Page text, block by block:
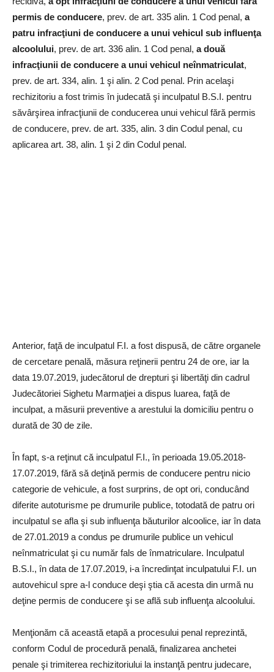
permis de conducere, prev. de art. 335 alin. 1 Cod penal, a
patru infracţiuni de conducere a unui vehicul sub influenţa
alcoolului, prev. de art. 336 alin. 1 Cod penal, a două
infracţiunii de conducere a unui vehicul neînmatriculat,
prev. de art. 334, alin. 1 şi alin. 2 Cod penal. Prin acelaşi
rechizitoriu a fost trimis în judecată şi inculpatul B.S.I. pentru
săvârşirea infracţiunii de conducerea unui vehicul fără permis
de conducere, prev. de art. 335, alin. 3 din Codul penal, cu
aplicarea art. 38, alin. 1 şi 2 din Codul penal.
Anterior, faţă de inculpatul F.I. a fost dispusă, de către organele
de cercetare penală, măsura reţinerii pentru 24 de ore, iar la
data 19.07.2019, judecătorul de drepturi şi libertăţi din cadrul
Judecătoriei Sighetu Marmaţiei a dispus luarea, faţă de
inculpat, a măsurii preventive a arestului la domiciliu pentru o
durată de 30 de zile.
În fapt, s-a reţinut că inculpatul F.I., în perioada 19.05.2018-
17.07.2019, fără să deţină permis de conducere pentru nicio
categorie de vehicule, a fost surprins, de opt ori, conducând
diferite autoturisme pe drumurile publice, totodată de patru ori
inculpatul se afla şi sub influenţa băuturilor alcoolice, iar în data
de 27.01.2019 a condus pe drumurile publice un vehicul
neînmatriculat şi cu număr fals de înmatriculare. Inculpatul
B.S.I., în data de 17.07.2019, i-a încredinţat inculpatului F.I. un
autovehicul spre a-l conduce deşi ştia că acesta din urmă nu
deţine permis de conducere şi se află sub influenţa alcoolului.
Menţionăm că această etapă a procesului penal reprezintă,
conform Codul de procedură penală, finalizarea anchetei
penale şi trimiterea rechizitoriului la instanţă pentru judecare,